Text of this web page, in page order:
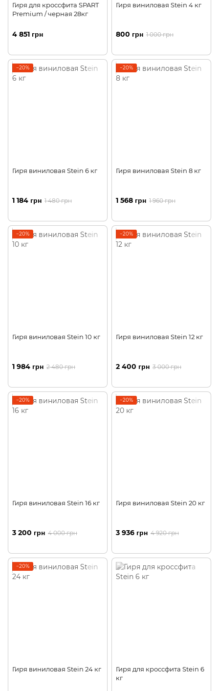
Гиря для кроссфита SPART
Premium / черная 28кг
4 851 грн
Гиря виниловая Stein 4 кг
800 грн 1 000 грн
−20%
Гиря виниловая Stein 6 кг
1 184 грн 1 480 грн
−20%
Гиря виниловая Stein 8 кг
1 568 грн 1 960 грн
−20%
Гиря виниловая Stein 10 кг
1 984 грн 2 480 грн
−20%
Гиря виниловая Stein 12 кг
2 400 грн 3 000 грн
−20%
Гиря виниловая Stein 16 кг
3 200 грн 4 000 грн
−20%
Гиря виниловая Stein 20 кг
3 936 грн 4 920 грн
−20%
Гиря виниловая Stein 24 кг
Гиря для кроссфита Stein 6
кг